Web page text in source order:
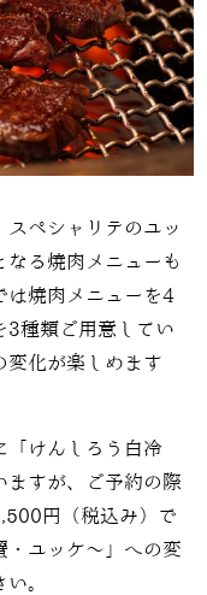
スペシャリテのユッ
る焼肉メニューも
は焼肉メニューを4
3種類ご用意してい
変化が楽しめます
「 けんしろう白冷
すが、ご予約の際
円（税込み）で
ユッケ～」への変
。